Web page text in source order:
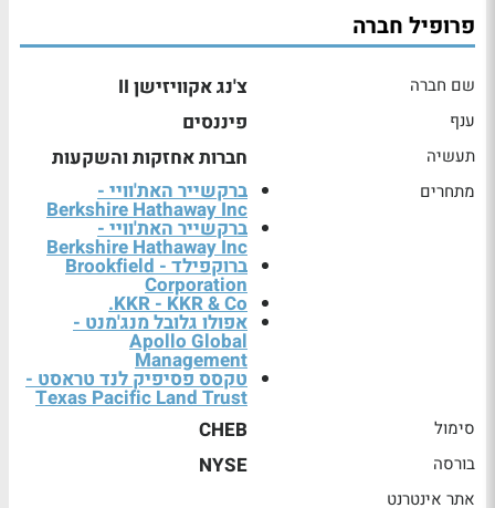
פרופיל חברה
שם חברה צ'נג אקוויזישן II
ענף פיננסים
תעשיה חברות אחזקות והשקעות
מתחרים ברקשייר האת'וויי -
Berkshire Hathaway Inc
ברקשייר האת'וויי -
Berkshire Hathaway Inc
ברוקפילד - Brookfield
Corporation
KKR - KKR & Co.
אפולו גלובל מנג'מנט -
Apollo Global
Management
טקסס פסיפיק לנד טראסט -
Texas Pacific Land Trust
סימול CHEB
בורסה NYSE
אתר אינטרנט